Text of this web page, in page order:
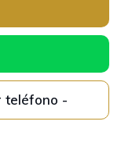
por teléfono -